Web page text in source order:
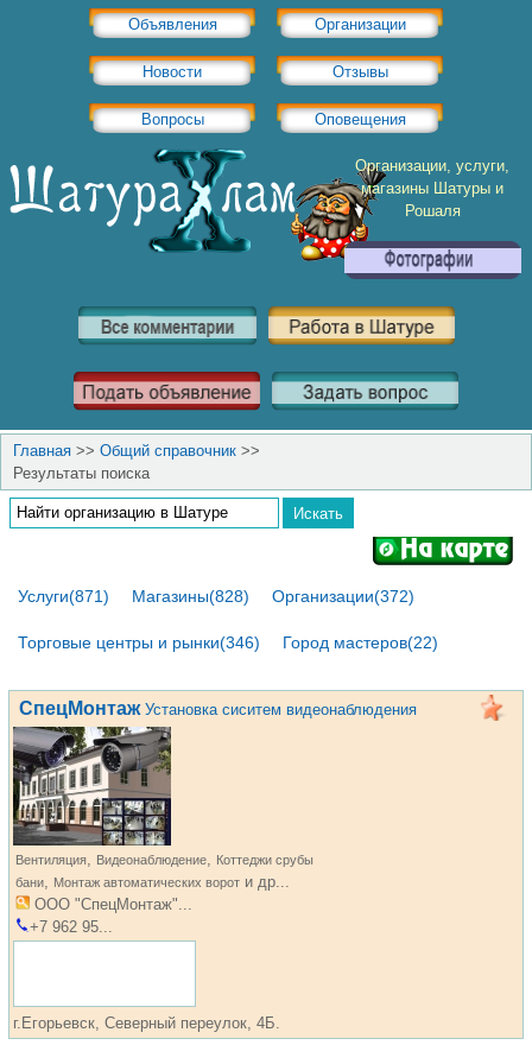
Объявления Организации
Новости Отзывы
Вопросы Оповещения
Организации, услуги,
магазины Шатуры и
Рошаля
Главная >> Общий справочник >>
Результаты поиска
Услуги(871) Магазины(828) Организации(372)
Торговые центры и рынки(346) Город мастеров(22)
СпецМонтаж Установка сиситем видеонаблюдения
Вентиляция, Видеонаблюдение, Коттеджи срубы
бани, Монтаж автоматических ворот и др...
ООО "СпецМонтаж"...
+7 962 95...
г.Егорьевск, Северный переулок, 4Б.